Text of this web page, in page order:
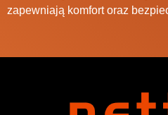
zapewniają komfort oraz